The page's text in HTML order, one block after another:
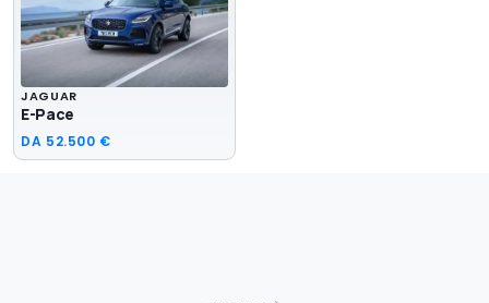
JAGUAR
E-Pace
DA 52.500 €